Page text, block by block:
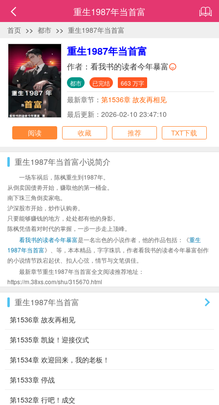
重生1987年当首富
首页 >> 都市 >> 重生1987年当首富
重生1987年当首富
作者： 看我书的读者今年暴富
都市 已完结 663 万字
最新章节： 第1536章 故友再相见
最后更新：2026-02-10 23:47:10
阅读
收藏 推荐 TXT下载
重生1987年当首富小说简介
一场车祸后，陈枫重生到1987年。
从倒卖国债劵开始，赚取他的第一桶金。
南下珠三角倒卖家电。
沪深股市开始，炒作认购劵。
只要能够赚钱的地方，处处都有他的身影。
陈枫凭借着对时代的掌握，一步一步走上顶峰。
看我书的读者今年暴富是一名出色的小说作者，他的作品包括：《重生
1987年当首富》、等，本本精品，字字珠玑，作者看我书的读者今年暴富创作
的小说情节跌宕起伏、扣人心弦，情节与文笔俱佳。
最新章节重生1987年当首富全文阅读推荐地址：
https://m.38xs.com/shu/315670.html
重生1987年当首富
第1536章 故友再相见
第1535章 凯旋！迎接仪式
第1534章 欢迎回来，我的老板！
第1533章 停战
第1532章 行吧！成交